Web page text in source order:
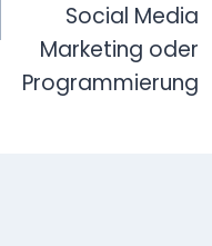
Social Media
Marketing oder
Programmierung